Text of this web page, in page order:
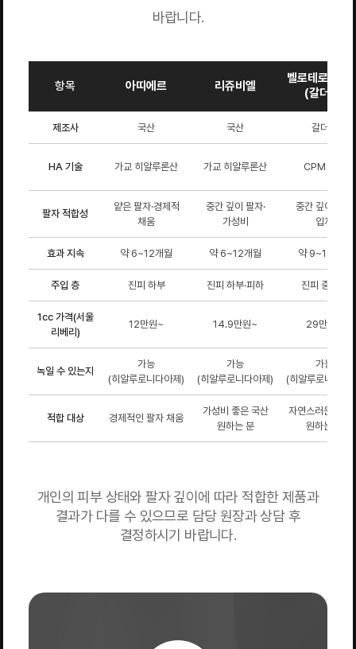
바랍니다.
항목 아띠에르 리쥬비엘
벨로테로 인텐
(갈더마)
제조사 국산 국산 갈더마
HA 기술 가교 히알루론산 가교 히알루론산 CPM 기술
팔자 적합성
얕은 팔자·경제적
채움
중간 깊이 팔자·
가성비
중간 깊이·미세
입자
효과 지속 약 6~12개월 약 6~12개월 약 9~12개월
주입 층 진피 하부 진피 하부·피하 진피 중하부
1cc 가격(서울
리베리)
12만원~ 14.9만원~ 29만원~
녹일 수 있는지
가능
(히알루로니다아제)
가능
(히알루로니다아제)
가능
(히알루로니다아
적합 대상 경제적인 팔자 채움
가성비 좋은 국산
원하는 분
자연스러운 텍스
원하는 분
개인의 피부 상태와 팔자 깊이에 따라 적합한 제품과
결과가 다를 수 있으므로 담당 원장과 상담 후
결정하시기 바랍니다.